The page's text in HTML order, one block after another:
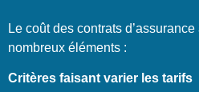
Le coût des contrats
nombreux éléments :
Critères faisant varier les tarifs